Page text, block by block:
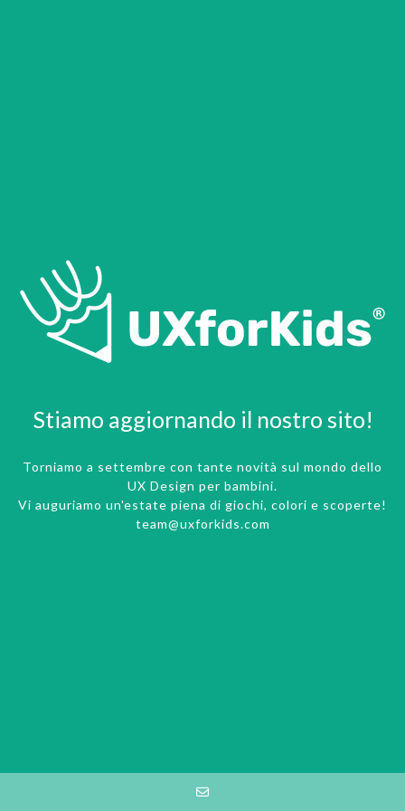
Stiamo aggiornando il nostro sito!
Torniamo a settembre con tante novità sul mondo dello
UX Design per bambini.
Vi auguriamo un'estate piena di giochi, colori e scoperte!
team@uxforkids.com